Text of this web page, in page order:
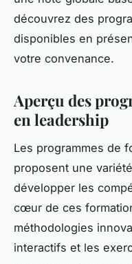
découvrez des
disponibles en
votre convenance.
Aperçu des
en leadership
Les programmes de
proposent une
développer les
cœur de ces
méthodologies
interactifs et les